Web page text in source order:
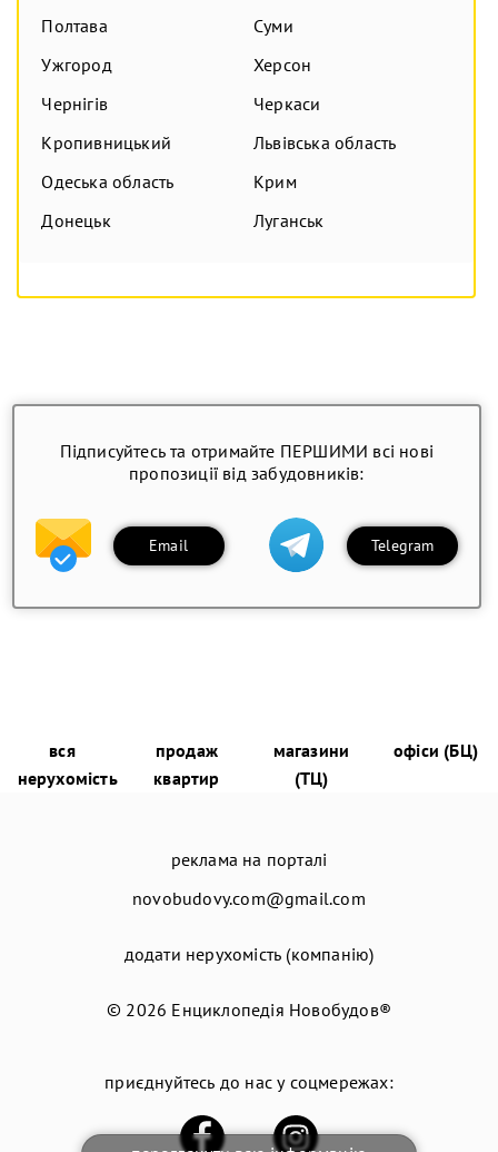
Полтава
Суми
Ужгород
Херсон
Чернігів
Черкаси
Кропивницький
Львівська область
Одеська область
Крим
Донецьк
Луганськ
Підписуйтесь та отримайте ПЕРШИМИ всі нові
пропозиції від забудовників:
Email Telegram
вся
нерухомість
продаж
квартир
магазини
(ТЦ)
офіси (БЦ)
реклама на порталі
novobudovy.com@gmail.com
додати нерухомість (компанію)
© 2026 Енциклопедія Новобудов®
приєднуйтесь до нас у соцмережах: